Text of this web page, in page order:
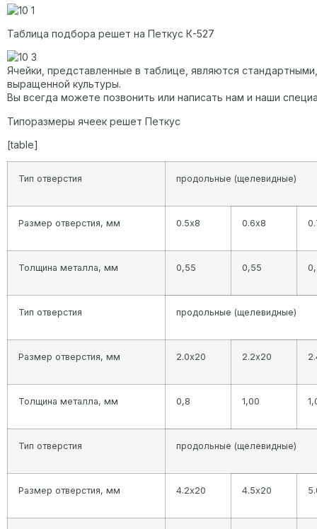
Таблица подбора решет на Петкус К-527
Ячейки, представленные в таблице, являются
выращенной культуры.
Вы всегда можете позвонить или написать нам и наши
Типоразмеры ячеек решет Петкус
[table]
Тип отверстия продольные (щелевидные)
Размер отверстия, мм 0.5х8 0.6х8
Толщина металла, мм 0,55 0,55
Тип отверстия продольные (щелевидные)
Размер отверстия, мм 2.0х20 2.2х20
Толщина металла, мм 0,8 1,00
Тип отверстия продольные (щелевидные)
Размер отверстия, мм 4.2х20 4.5х20